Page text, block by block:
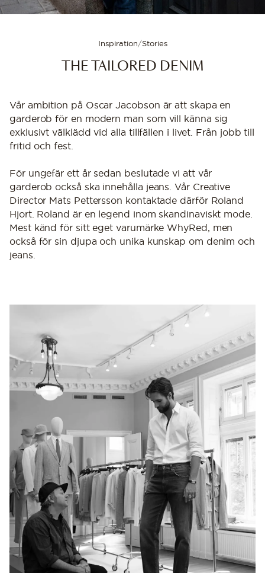
UPPTÄCK DE SENASTE NYHETERNA
Inspiration/Stories
THE TAILORED DENIM
Vår ambition på Oscar Jacobson är att skapa en
garderob för en modern man som vill känna sig
exklusivt välklädd vid alla tillfällen i livet. Från jobb till
fritid och fest.
För ungefär ett år sedan beslutade vi att vår
garderob också ska innehålla jeans. Vår Creative
Director Mats Pettersson kontaktade därför Roland
Hjort. Roland är en legend inom skandinaviskt mode.
Mest känd för sitt eget varumärke WhyRed, men
också för sin djupa och unika kunskap om denim och
jeans.